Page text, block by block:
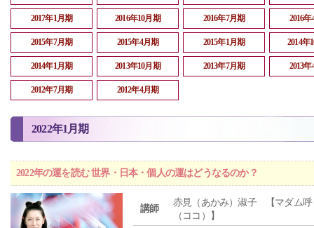
2017年1月期 2016年10月期 2016年7月期 2016
2015年7月期 2015年4月期 2015年1月期 2014年
2014年1月期 2013年10月期 2013年7月期 2013
2012年7月期 2012年4月期
2022年1月期
2022年の運を読む 世界・日本・個人の運はどうなるのか？
講師
赤見（あかみ）淑子 【マダム呼
（ココ）】